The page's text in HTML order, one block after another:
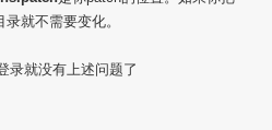
就不需要变化。
录就没有上述问题了